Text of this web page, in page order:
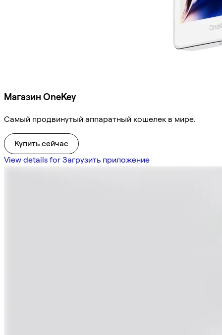
Магазин OneKey
Самый продвинутый аппаратный кошелек в мире.
Купить сейчас
View details for Загрузить приложение